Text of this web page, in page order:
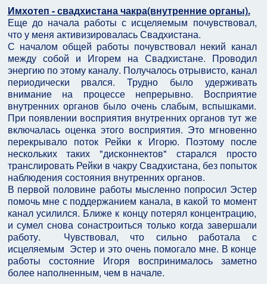
Имхотеп - свадхистана чакра(внутренние органы).
Еще до начала работы с исцеляемым почувствовал,
что у меня активизировалась Свадхистана.
С началом общей работы почувствовал некий канал
между собой и Игорем на Свадхистане. Проводил
энергию по этому каналу. Получалось отрывисто, канал
периодически рвался. Трудно было удерживать
внимание на процессе непрерывно. Восприятие
внутренних органов было очень слабым, вспышками.
При появлении восприятия внутренних органов тут же
включалась оценка этого восприятия. Это мгновенно
перекрывало поток Рейки к Игорю. Поэтому после
нескольких таких "дисконнектов" старался просто
транслировать Рейки в чакру Свадхистана, без попыток
наблюдения состояния внутренних органов.
В первой половине работы мысленно попросил Эстер
помочь мне с поддержанием канала, в какой то момент
канал усилился. Ближе к концу потерял концентрацию,
и сумел снова сонастроиться только когда завершали
работу. Чувствовал, что сильно работала с
исцеляемым Эстер и это очень помогало мне. В конце
работы состояние Игоря воспринималось заметно
более наполненным, чем в начале.